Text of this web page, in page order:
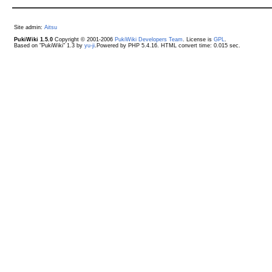
Site admin: Aitsu
PukiWiki 1.5.0Copyright © 2001-2006 PukiWiki Developers Team. License is GPL.
Based on "PukiWiki" 1.3 by yu-ji.Powered by PHP 5.4.16. HTML convert time: 0.015 sec.